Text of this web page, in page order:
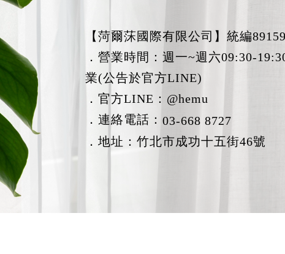
【菏爾莯國際有限公司】統編
．營業時間：週一~週六09:30-
業(公告於官方LINE)
．官方LINE： @hemu
．連絡電話： 03-668 8727
．地址：竹北市成功十五街46號